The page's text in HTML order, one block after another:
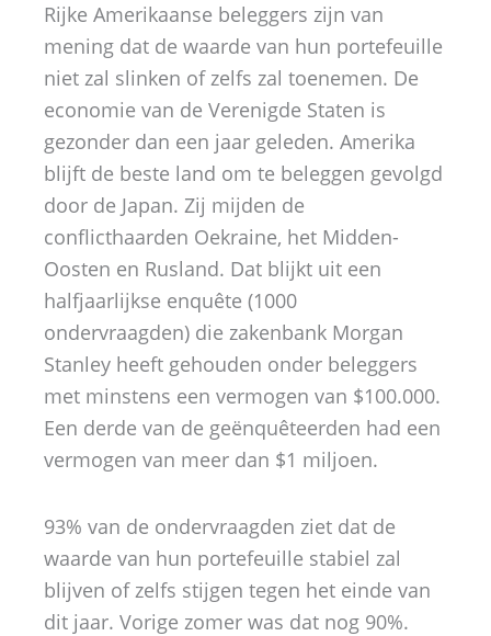
Rijke Amerikaanse beleggers zijn van
mening dat de waarde van hun portefeuille
niet zal slinken of zelfs zal toenemen. De
economie van de Verenigde Staten is
gezonder dan een jaar geleden. Amerika
blijft de beste land om te beleggen gevolgd
door de Japan. Zij mijden de
conflicthaarden Oekraine, het Midden-
Oosten en Rusland. Dat blijkt uit een
halfjaarlijkse enquête (1000
ondervraagden) die zakenbank Morgan
Stanley heeft gehouden onder beleggers
met minstens een vermogen van $100.000.
Een derde van de geënquêteerden had een
vermogen van meer dan $1 miljoen.
93% van de ondervraagden ziet dat de
waarde van hun portefeuille stabiel zal
blijven of zelfs stijgen tegen het einde van
dit jaar. Vorige zomer was dat nog 90%.